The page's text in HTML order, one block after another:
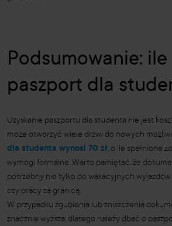
Podsumowanie:
paszport dla
Uzyskanie paszportu dla studenta nie jest
może otworzyć wiele drzwi do nowych
dla studenta wynosi 70 zł, o ile spełnione
wymogi formalne. Warto pamiętać, że
potrzebny nie tylko do wakacyjnych
czy pracy za granicą.
W przypadku zgubienia lub zniszczenia
znacznie wyższa, dlatego należy dbać o